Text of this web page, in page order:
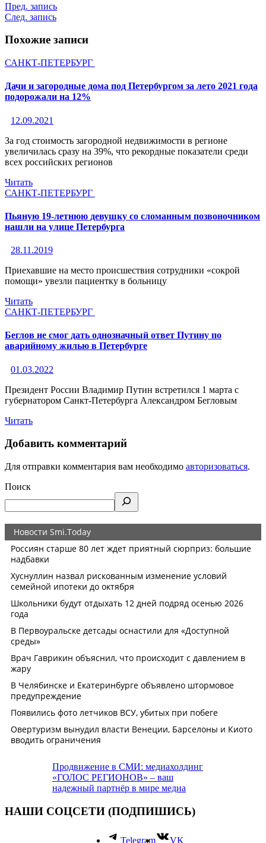
Пред. запись
След. запись
Похожие записи
САНКТ-ПЕТЕРБУРГ
Дачи и загородные дома под Петербургом за лето 2021 года
подорожали на 12%
12.09.2021
За год стоимость загородной недвижимости в регионе
увеличилась сразу на 39%, что рекордные показатели среди
всех российских регионов
Читать
САНКТ-ПЕТЕРБУРГ
Пьяную 19-летнюю девушку со сломанным позвоночником
нашли на улице Петербурга
28.11.2019
Приехавшие на место происшествия сотрудники «сокрой
помощи» увезли пациентку в больницу
Читать
САНКТ-ПЕТЕРБУРГ
Беглов не смог дать однозначный ответ Путину по
аварийному жилью в Петербурге
01.03.2022
Президент России Владимир Путин встретился 1 марта с
губернатором Санкт-Петербурга Александром Бегловым
Читать
Добавить комментарий
Для отправки комментария вам необходимо авторизоваться.
Поиск
Продвижение в СМИ: медиахолдинг
«ГОЛОС РЕГИОНОВ» – ваш
надежный партнёр в мире медиа
НАШИ СОЦСЕТИ (ПОДПИШИСЬ)
Telegram VK